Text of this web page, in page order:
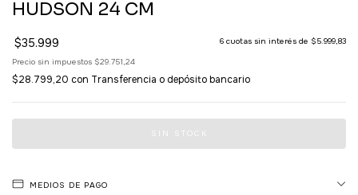
HUDSON 24 CM
$35.999 6 cuotas sin interés de $5.999,83
Precio sin impuestos $29.751,24
$28.799,20 con Transferencia o depósito bancario
MEDIOS DE PAGO